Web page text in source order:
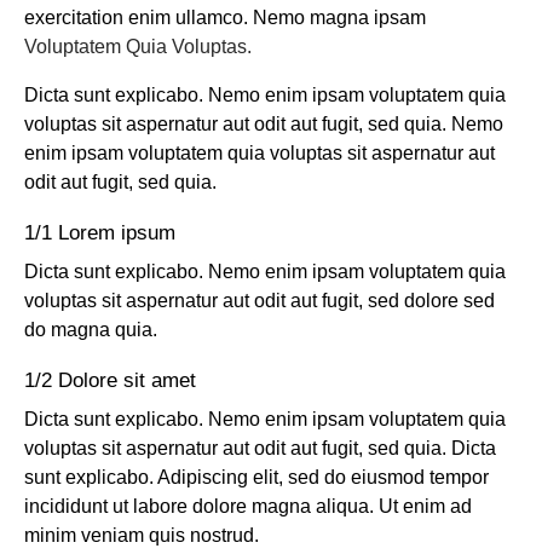
exercitation enim ullamco. Nemo magna ipsam
Voluptatem Quia Voluptas.
Dicta sunt explicabo. Nemo enim ipsam voluptatem quia
voluptas sit aspernatur aut odit aut fugit, sed quia. Nemo
enim ipsam voluptatem quia voluptas sit aspernatur aut
odit aut fugit, sed quia.
1/1 Lorem ipsum
Dicta sunt explicabo. Nemo enim ipsam voluptatem quia
voluptas sit aspernatur aut odit aut fugit, sed dolore sed
do magna quia.
1/2 Dolore sit amet
Dicta sunt explicabo. Nemo enim ipsam voluptatem quia
voluptas sit aspernatur aut odit aut fugit, sed quia. Dicta
sunt explicabo. Adipiscing elit, sed do eiusmod tempor
incididunt ut labore dolore magna aliqua. Ut enim ad
minim veniam quis nostrud.